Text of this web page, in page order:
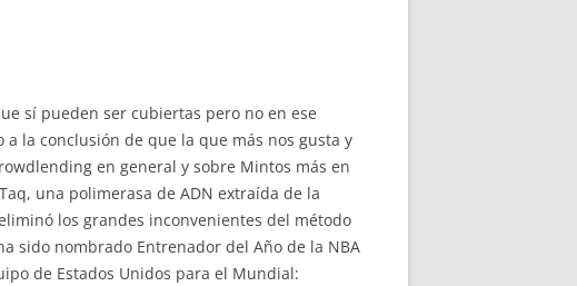
sí pueden ser cubiertas pero no en ese
la conclusión de que la que más nos gusta y
en general y sobre Mintos más en
una polimerasa de ADN extraída de la
los grandes inconvenientes del método
sido nombrado Entrenador del Año de la NBA
de Estados Unidos para el Mundial: